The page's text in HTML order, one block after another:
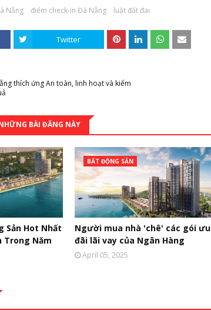
Nẵng điểm check-in Đà Nẵng luật đất đai
Twitter
thích ứng An toàn, linh hoạt và kiểm
BÀI ĐĂNG NÀY
Sản Hot Nhất
Trong Năm
BẤT ĐỘNG SẢN
Người mua nhà 'chê' các gói ưu
đãi lãi vay của Ngân Hàng
April 05, 2025